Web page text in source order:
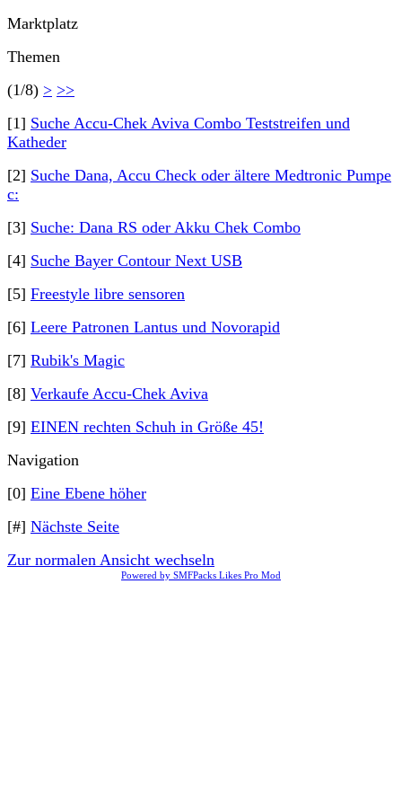
Marktplatz
Themen
(1/8) > >>
[1] Suche Accu-Chek Aviva Combo Teststreifen und
Katheder
[2] Suche Dana, Accu Check oder ältere Medtronic Pumpe
c:
[3] Suche: Dana RS oder Akku Chek Combo
[4] Suche Bayer Contour Next USB
[5] Freestyle libre sensoren
[6] Leere Patronen Lantus und Novorapid
[7] Rubik's Magic
[8] Verkaufe Accu-Chek Aviva
[9] EINEN rechten Schuh in Größe 45!
Navigation
[0] Eine Ebene höher
[#] Nächste Seite
Zur normalen Ansicht wechseln
Powered by SMFPacks Likes Pro Mod